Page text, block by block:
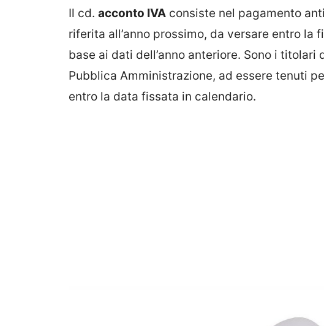
Il cd. acconto IVA consiste nel pagamento
riferita all’anno prossimo, da versare entro la
base ai dati dell’anno anteriore. Sono i
Pubblica Amministrazione, ad essere tenuti
entro la data fissata in calendario.